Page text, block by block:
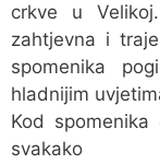
crkve u
zahtjevna i
spomenika
hladnijim
Kod
svakako